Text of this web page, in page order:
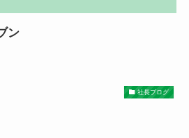
ン
社長ブログ